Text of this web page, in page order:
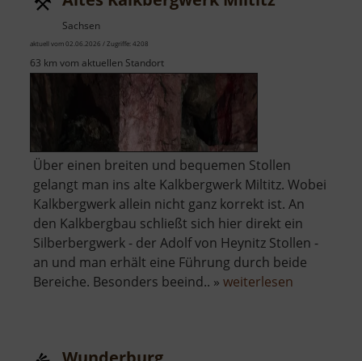
Sachsen
aktuell vom 02.06.2026 / Zugriffe: 4208
63 km vom aktuellen Standort
Über einen breiten und bequemen Stollen
gelangt man ins alte Kalkbergwerk Miltitz. Wobei
Kalkbergwerk allein nicht ganz korrekt ist. An
den Kalkbergbau schließt sich hier direkt ein
Silberbergwerk - der Adolf von Heynitz Stollen -
an und man erhält eine Führung durch beide
Bereiche. Besonders beeind.. » weiterlesen